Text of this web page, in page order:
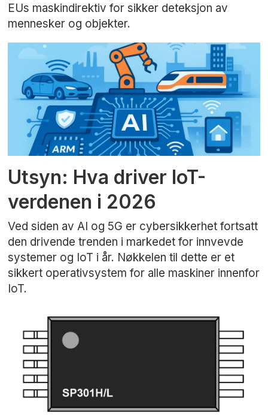
EUs maskindirektiv for sikker deteksjon av
mennesker og objekter.
Utsyn: Hva driver IoT-
verdenen i 2026
Ved siden av AI og 5G er cybersikkerhet fortsatt
den drivende trenden i markedet for innvevde
systemer og IoT i år. Nøkkelen til dette er et
sikkert operativsystem for alle maskiner innenfor
IoT.